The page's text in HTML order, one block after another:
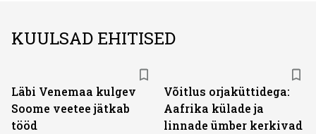
KUULSAD EHITISED
Läbi Venemaa kulgev
Soome veetee jätkab
tööd
Võitlus orjaküttidega:
Aafrika külade ja
linnade ümber kerkivad